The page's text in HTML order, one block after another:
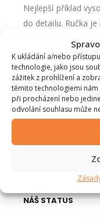
K ukládání a/nebo
technologie, jako jsou
zážitek z prohlížení a
těmito technologiemi
při procházení nebo
odvolání souhlasu může
Nejlepší příklad
do detailu. Ručka
PŘÍPLATKOVÁ
S-Thermatik
S-ESAM 3.0
dálkové
S-Kamatik 2
S-USI II
NÁŠ STATUS